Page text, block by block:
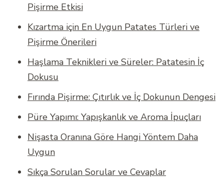
Pişirme Etkisi
Kızartma için En Uygun Patates Türleri ve
Pişirme Önerileri
Haşlama Teknikleri ve Süreler: Patatesin İç
Dokusu
Fırında Pişirme: Çıtırlık ve İç Dokunun Dengesi
Püre Yapımı: Yapışkanlık ve Aroma İpuçları
Nişasta Oranına Göre Hangi Yöntem Daha
Uygun
Sıkça Sorulan Sorular ve Cevaplar